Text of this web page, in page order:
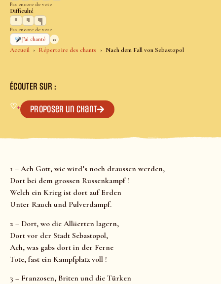
Accueil Répertoire des chants Nach dem Fall von Sebastopol
Pas encore de vote
Difficulté
Pas encore de vote
J’ai chanté
0
ÉCOUTER SUR :
♡+ Proposer un chant
1 – Ach Gott, wie wird’s noch draussen werden,
Dort bei dem grossen Russenkampf !
Welch ein Krieg ist dort auf Erden
Unter Rauch und Pulverdampf.
2 – Dort, wo die Alliierten lagern,
Dort vor der Stadt Sebastopol,
Ach, was gabs dort in der Ferne
Tote, fast ein Kampfplatz voll !
3 – Franzosen, Briten und die Türken